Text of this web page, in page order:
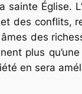
Église.
des conflits,
des
plus
en sera